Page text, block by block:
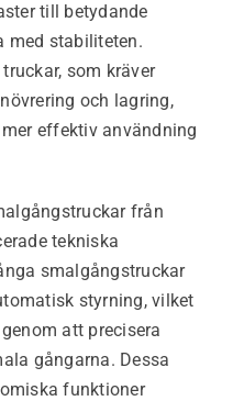
till betydande
med stabiliteten.
som kräver
och lagring,
effektiv användning
från
tekniska
smalgångstruckar
styrning, vilket
att precisera
gångarna. Dessa
funktioner